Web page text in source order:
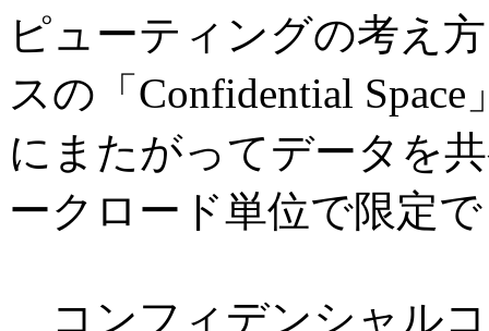
ピューティングの考え
スの「Confidential
にまたがってデータを
ークロード単位で限定
コンフィデンシャル